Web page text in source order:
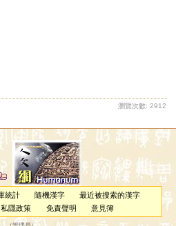
瀏覽次數: 2912
統計 隨機漢字
最近被搜索的漢字
私隱政策 免責聲明 意見簿